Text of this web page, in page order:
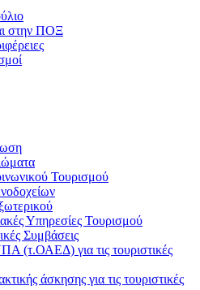
στην ΠΟΞ
Τουρισμού
Υπηρεσίες Τουρισμού
Συμβάσεις
(τ.ΟΑΕΔ) για τις τουριστικές
άσκησης για τις τουριστικές